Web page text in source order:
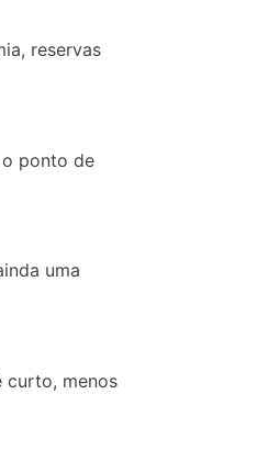
reservas
ponto de
uma
curto, menos